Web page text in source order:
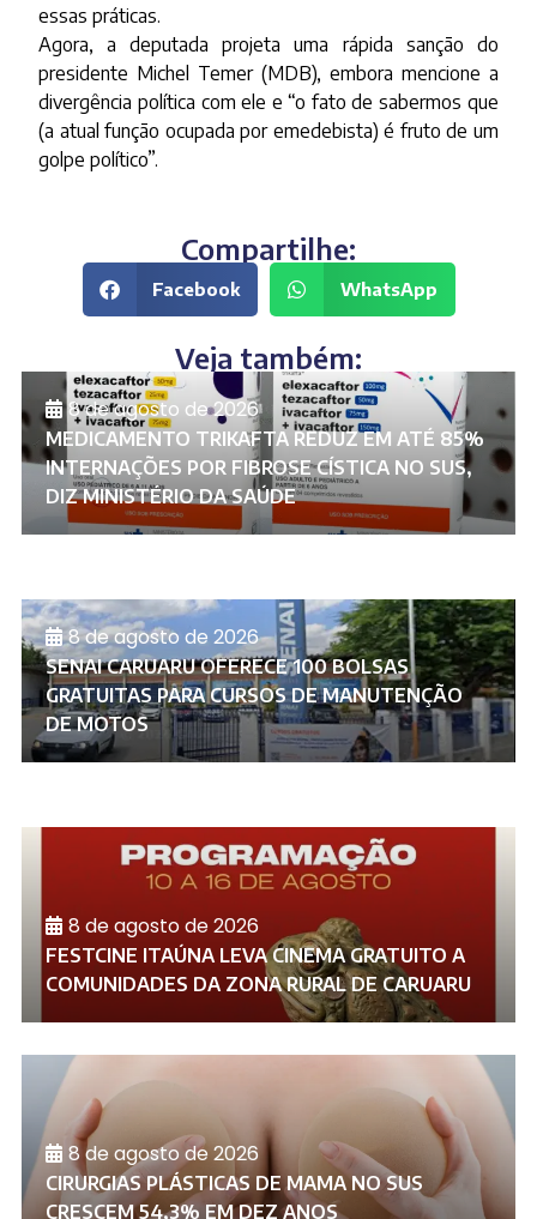
essas práticas.
Agora, a deputada projeta uma rápida sanção do
presidente Michel Temer (MDB), embora mencione a
divergência política com ele e “o fato de sabermos que
(a atual função ocupada por emedebista) é fruto de um
golpe político”.
Compartilhe:
Facebook WhatsApp
Veja também:
8 de agosto de 2026
MEDICAMENTO TRIKAFTA REDUZ EM ATÉ 85%
INTERNAÇÕES POR FIBROSE CÍSTICA NO SUS,
DIZ MINISTÉRIO DA SAÚDE
8 de agosto de 2026
SENAI CARUARU OFERECE 100 BOLSAS
GRATUITAS PARA CURSOS DE MANUTENÇÃO
DE MOTOS
8 de agosto de 2026
FESTCINE ITAÚNA LEVA CINEMA GRATUITO A
COMUNIDADES DA ZONA RURAL DE CARUARU
8 de agosto de 2026
CIRURGIAS PLÁSTICAS DE MAMA NO SUS
CRESCEM 54,3% EM DEZ ANOS